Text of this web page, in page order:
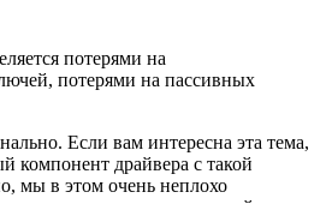
потерями на
потерями на пассивных
Если вам интересна эта тема,
компонент драйвера с такой
мы в этом очень неплохо